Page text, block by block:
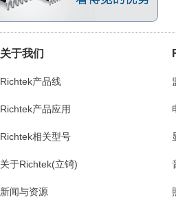
关于我们
Richtek产品线
Richtek产品应用
Richtek相关型号
关于Richtek(立锜)
新闻与资源